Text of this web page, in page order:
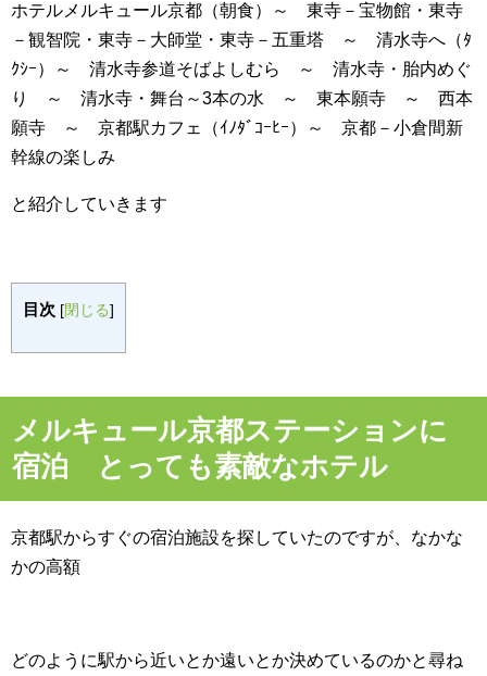
ホテルメルキュール京都（朝食）～ 東寺－宝物館・東寺
－観智院・東寺－大師堂・東寺－五重塔 ～ 清水寺へ（ﾀ
ｸｼｰ）～ 清水寺参道そばよしむら ～ 清水寺・胎内めぐ
り ～ 清水寺・舞台～3本の水 ～ 東本願寺 ～ 西本
願寺 ～ 京都駅カフェ（ｲﾉﾀﾞｺｰﾋｰ）～ 京都－小倉間新
幹線の楽しみ
と紹介していきます
目次 [閉じる]
メルキュール京都ステーションに
宿泊 とっても素敵なホテル
京都駅からすぐの宿泊施設を探していたのですが、なかな
かの高額
どのように駅から近いとか遠いとか決めているのかと尋ね